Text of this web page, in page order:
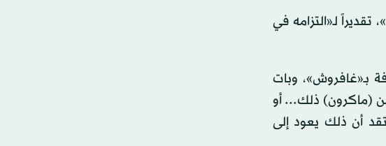
لـ«التزامه في
بـ«غافروش»، وبات
(ماكرون) ذلك... أو
أن ذلك يعود إلى